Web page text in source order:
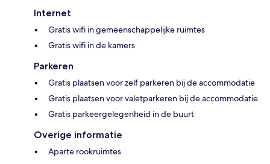
Internet
Gratis wifi in gemeenschappelijke ruimtes
Gratis wifi in de kamers
Parkeren
Gratis plaatsen voor zelf parkeren bij de accommodatie
Gratis plaatsen voor valetparkeren bij de accommodatie
Gratis parkeergelegenheid in de buurt
Overige informatie
Aparte rookruimtes